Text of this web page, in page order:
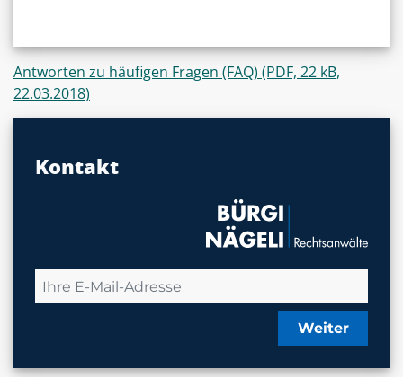
Antworten zu häufigen Fragen (FAQ) (PDF, 22 kB,
22.03.2018)
Kontakt
Weiter